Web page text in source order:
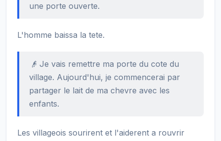
une porte ouverte.
L'homme baissa la tete.
👴 Je vais remettre ma porte du cote du
village. Aujourd'hui, je commencerai par
partager le lait de ma chevre avec les
enfants.
Les villageois sourirent et l'aiderent a rouvrir